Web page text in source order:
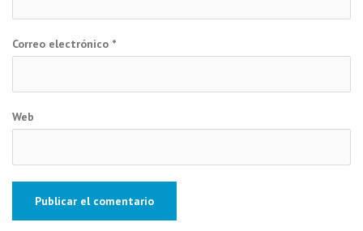
Correo electrónico *
Web